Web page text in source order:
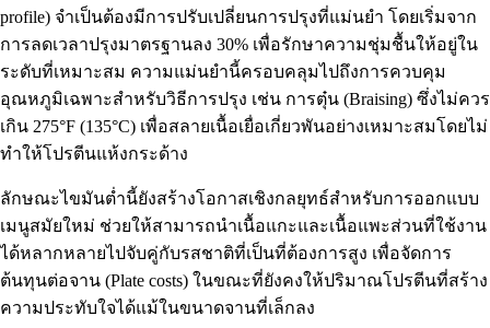
profile) จำเป็นต้องมีการปรับเปลี่ยนการปรุงที่แม่นยำ โดยเริ่มจาก
การลดเวลาปรุงมาตรฐานลง 30% เพื่อรักษาความชุ่มชื้นให้อยู่ใน
ระดับที่เหมาะสม ความแม่นยำนี้ครอบคลุมไปถึงการควบคุม
อุณหภูมิเฉพาะสำหรับวิธีการปรุง เช่น การตุ๋น (Braising) ซึ่งไม่ควร
เกิน 275°F (135°C) เพื่อสลายเนื้อเยื่อเกี่ยวพันอย่างเหมาะสมโดยไม่
ทำให้โปรตีนแห้งกระด้าง
ลักษณะไขมันต่ำนี้ยังสร้างโอกาสเชิงกลยุทธ์สำหรับการออกแบบ
เมนูสมัยใหม่ ช่วยให้สามารถนำเนื้อแกะและเนื้อแพะส่วนที่ใช้งาน
ได้หลากหลายไปจับคู่กับรสชาติที่เป็นที่ต้องการสูง เพื่อจัดการ
ต้นทุนต่อจาน (Plate costs) ในขณะที่ยังคงให้ปริมาณโปรตีนที่สร้าง
ความประทับใจได้แม้ในขนาดจานที่เล็กลง